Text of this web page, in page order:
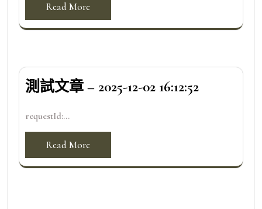
Read More
測試文章 – 2025-12-02 16:12:52
requestId:...
Read More